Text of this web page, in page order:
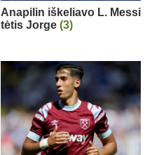
Anapilin iškeliavo L. Messi
tėtis Jorge (3)